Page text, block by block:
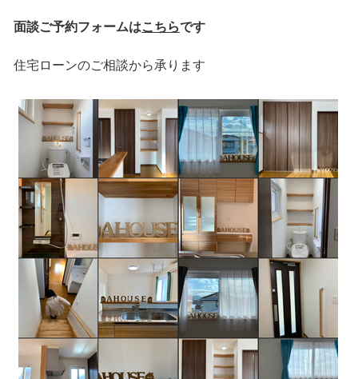
面談ご予約フォームはこちらです
住宅ローンのご相談から承ります